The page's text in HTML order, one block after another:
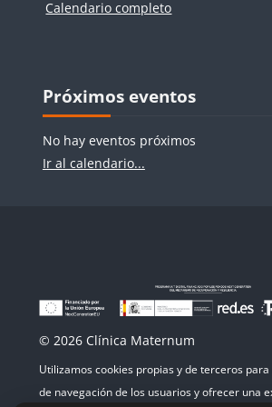
Calendario completo
Bloques
Próximos eventos
No hay eventos próximos
Ir al calendario...
© 2026 Clínica Maternum
Utilizamos cookies propias y de terceros
de navegación de los usuarios y ofrecer una